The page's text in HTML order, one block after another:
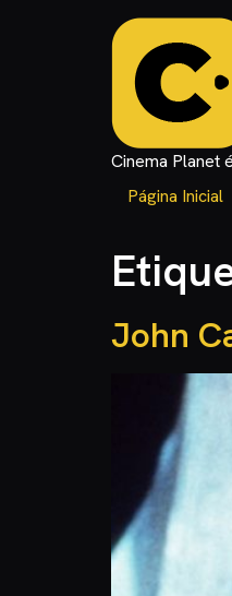
Cinema Planet
Página Inicial
John